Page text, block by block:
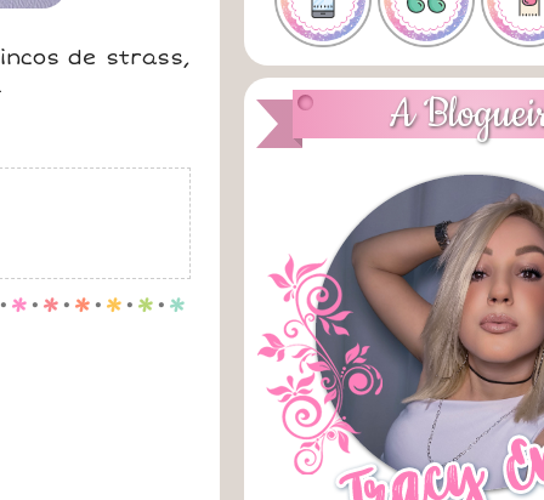
de strass,
. p . p . p . p . p . p
A